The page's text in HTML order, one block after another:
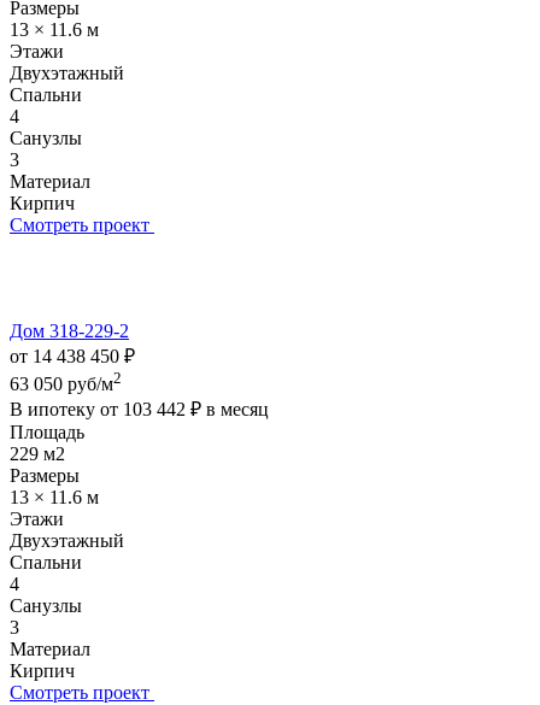
Размеры
13 × 11.6 м
Этажи
Двухэтажный
Спальни
4
Санузлы
3
Материал
Кирпич
Смотреть проект
Дом 318-229-2
от 14 438 450 ₽
63 050 руб/м2
В ипотеку от 103 442 ₽ в месяц
Площадь
229 м2
Размеры
13 × 11.6 м
Этажи
Двухэтажный
Спальни
4
Санузлы
3
Материал
Кирпич
Смотреть проект